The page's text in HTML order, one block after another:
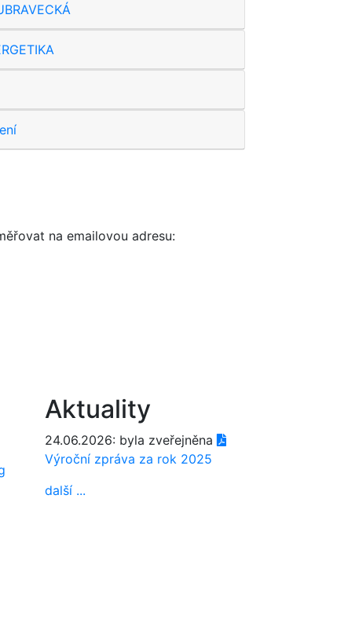
na emailovou adresu:
Aktuality
24.06.2026: byla zveřejněna
Výroční zpráva za rok 2025
další ...